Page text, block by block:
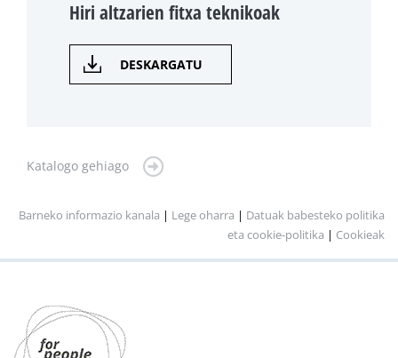
Hiri altzarien fitxa teknikoak
DESKARGATU
Katalogo gehiago
Barneko informazio kanala | Lege oharra | Datuak babesteko politika
eta cookie-politika | Cookieak